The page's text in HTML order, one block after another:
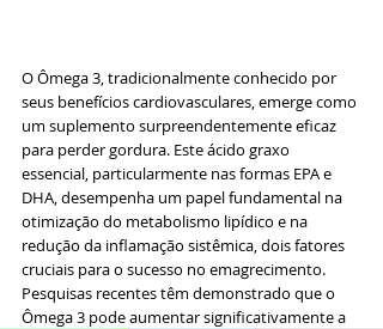
O Ômega 3, tradicionalmente conhecido por
seus benefícios cardiovasculares, emerge como
um suplemento surpreendentemente eficaz
para perder gordura. Este ácido graxo
essencial, particularmente nas formas EPA e
DHA, desempenha um papel fundamental na
otimização do metabolismo lipídico e na
redução da inflamação sistêmica, dois fatores
cruciais para o sucesso no emagrecimento.
Pesquisas recentes têm demonstrado que o
Ômega 3 pode aumentar significativamente a